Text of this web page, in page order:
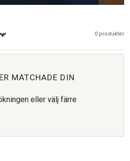
0 produkter
MATCHADE DIN
eller välj färre